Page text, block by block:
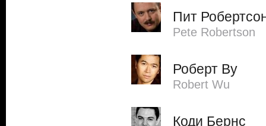
Пит
Pete Robertson
Роберт Ву
Robert Wu
Коди Бернс